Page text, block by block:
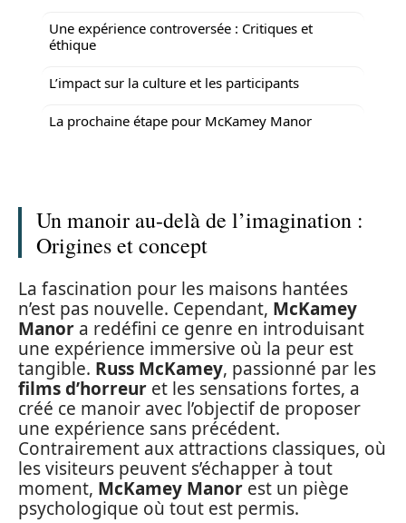
Une expérience controversée : Critiques et
éthique
L’impact sur la culture et les participants
La prochaine étape pour McKamey Manor
Un manoir au-delà de l’imagination :
Origines et concept
La fascination pour les maisons hantées
n’est pas nouvelle. Cependant, McKamey
Manor a redéfini ce genre en introduisant
une expérience immersive où la peur est
tangible. Russ McKamey, passionné par les
films d’horreur et les sensations fortes, a
créé ce manoir avec l’objectif de proposer
une expérience sans précédent.
Contrairement aux attractions classiques, où
les visiteurs peuvent s’échapper à tout
moment, McKamey Manor est un piège
psychologique où tout est permis.